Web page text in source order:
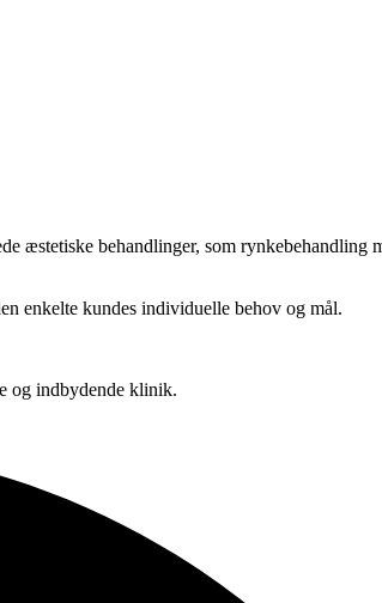
æstetiske behandlinger, som rynkebehandling
enkelte kundes individuelle behov og mål.​
og indbydende klinik.​